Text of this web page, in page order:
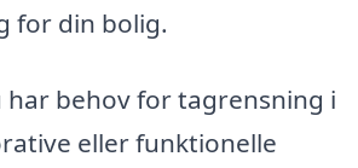
for din bolig.
har behov for tagrensning i
eller funktionelle